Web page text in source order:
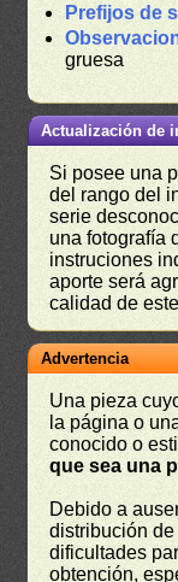
Prefijos de
gruesa
Actualización de
Si posee una
del rango del
serie
una fotografía
instruciones
aporte será
calidad de
Advertencia
Una pieza
la página o
conocido o
que sea una
Debido a
distribución
dificultades
obtención,